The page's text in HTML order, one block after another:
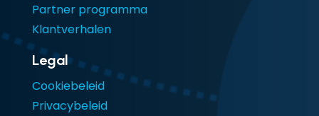
Partner programma
Klantverhalen
Legal
Cookiebeleid
Privacybeleid